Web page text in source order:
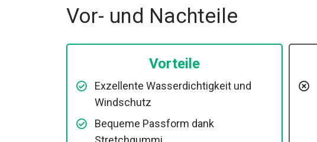
Vor- und Nachteile
Vorteile
Exzellente Wasserdichtigkeit und
Windschutz
Bequeme Passform dank